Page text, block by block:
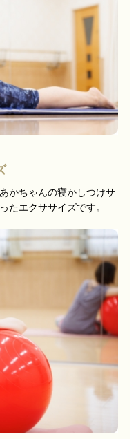
かちゃんの寝かしつけサ
たエクササイズです。